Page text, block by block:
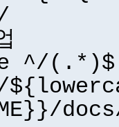
^/(.*)$